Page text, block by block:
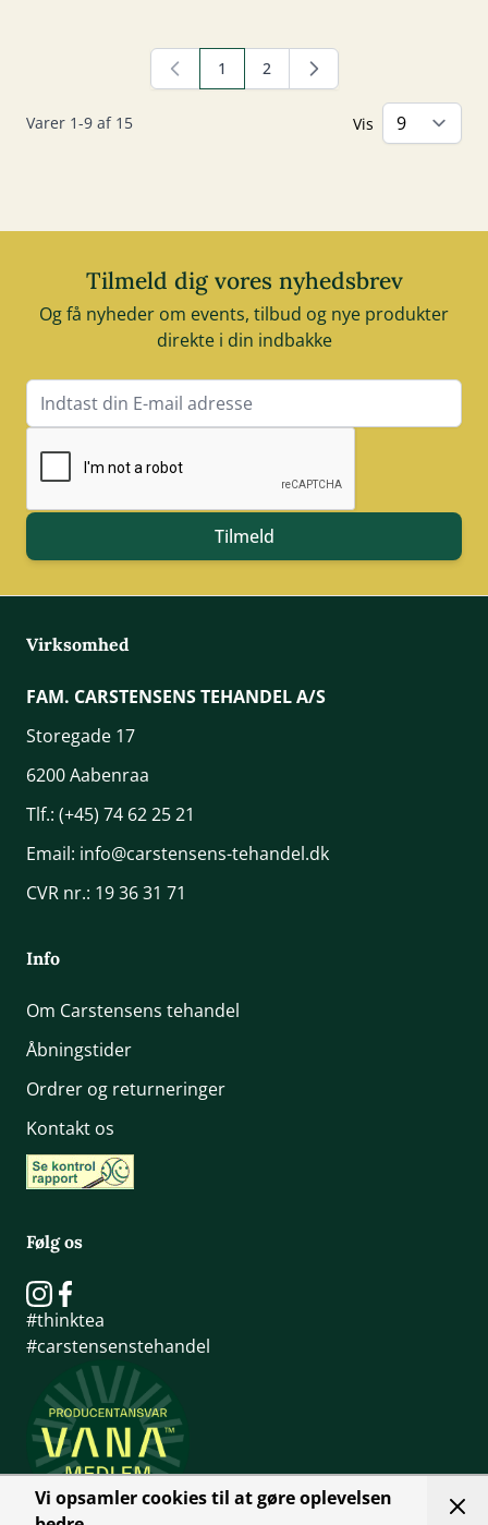
Vi opsamler cookies til at gøre oplevelsen
Varer 1-9 af 15
Du læser i øjeblikket side
1 Side
2
Vis
Tilmeld dig vores nyhedsbrev
Og få nyheder om events, tilbud og nye produkter
direkte i din indbakke
E-mail adresse
Tilmeld
Virksomhed
FAM. CARSTENSENS TEHANDEL A/S
Storegade 17
6200 Aabenraa
Tlf.: (+45) 74 62 25 21
Email: info@carstensens-tehandel.dk
CVR nr.: 19 36 31 71
Info
Om Carstensens tehandel
Åbningstider
Ordrer og returneringer
Kontakt os
Følg os
#thinktea
#carstensenstehandel